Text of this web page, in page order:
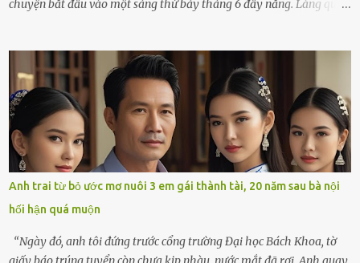
chuyện bắt đầu vào một sáng thứ bảy tháng 6 đầy nắng. Làng quê
không kém. Ông Minh, vốn là một người đàn ông điềm đạm, ít nói,
hôm ấy lại đặc biệt vui vẻ. Ông chuẩn bị hành lý cho chuyến đi biển
cùng cô con gái 8 tuổi tên Thảo. “Em ở nhà nghỉ ngơi nhé, anh đưa
con đi biển hai ngày, để nó được ngắm sóng, nghịch cát. Về chắc nó
sẽ kể cho em nghe cả tuần không hết chuyện.” – Ông Minh cười
hiền, vuốt tóc vợ. Bà Hạnh nhìn chồng và con gái ríu rít chuẩn bị mà
lòng cũng rộn ràng. Bà vốn ít có dịp đi xa vì còn bận buôn bán ở chợ,
nên lần này cũng đành ở nhà. Thảo ôm chầm lấy mẹ trước khi đi:
“Con sẽ nhặt thật nhiều vỏ sò cho mẹ nhé!” Chiếc xe khách lăn
bánh rời khỏi bến...
Anh trai từ bỏ ước mơ nuôi 3 em gái thành tài, 20 năm sau bà nội
hối hận quá muộn
“Ngày đó, anh tôi đứng trước cổng trường Đại học Bách Khoa, tờ